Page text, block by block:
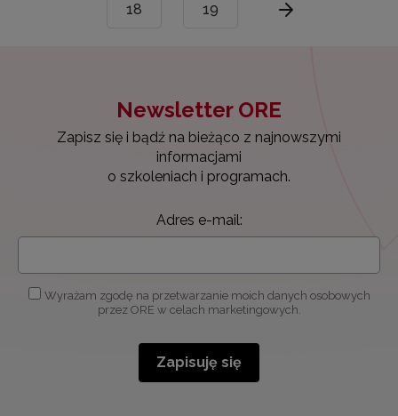
18 19
Newsletter ORE
Zapisz się i bądź na bieżąco z najnowszymi
informacjami
o szkoleniach i programach.
Adres e-mail:
Wyrażam zgodę na przetwarzanie moich danych osobowych
przez ORE w celach marketingowych.
Zapisuję się